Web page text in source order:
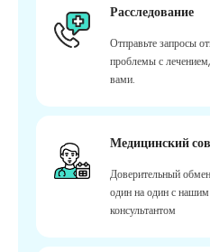
Расследование
Отправьте запросы
проблемы с
вами.
Медицинский
Доверительный
один на один с
консультантом